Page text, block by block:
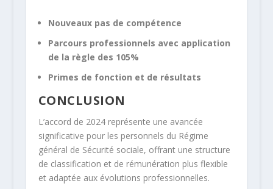
Nouveaux pas de compétence
Parcours professionnels avec application
de la règle des 105%
Primes de fonction et de résultats
CONCLUSION
L’accord de 2024 représente une avancée
significative pour les personnels du Régime
général de Sécurité sociale, offrant une structure
de classification et de rémunération plus flexible
et adaptée aux évolutions professionnelles.